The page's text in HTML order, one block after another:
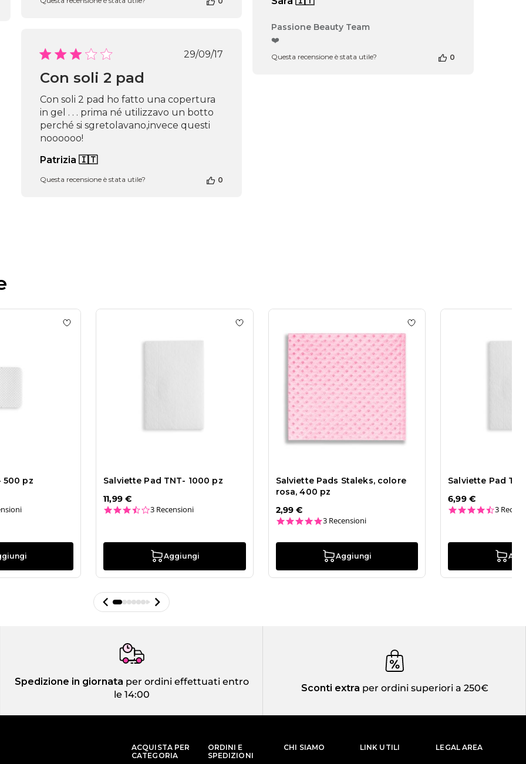
Commenti
del
Passione Beauty Team
❤️
Questa recensione è stata utile? 0
Data
29/09/17
Con soli 2 pad
Con soli 2 pad ho fatto una copertura
in gel . . . prima né utilizzavo un botto
perché si sgretolavano,invece questi
noooooo!
Patrizia 🇮🇹
Questa recensione è stata utile? 0
HQ 500 pzAdd to wishlist
500 pz
rating
Add to wishlist Salviette Pad TNT- 1000 pz
Salviette Pad TNT- 1000 pz
11,99 €
3.3 star rating
3 Recensioni
Aggiungi
Add to wishlist
Salviette Pads Staleks, colore
rosa, 400 pz
2,99 €
5.0 star rating
3 Recensioni
Aggiungi
Salviette Pad
6,99 €
4.3
3
Spedizione in giornata per ordini effettuati entro
le 14:00
Sconti extra per ordini superiori a 250€
ACQUISTA PER
CATEGORIA
ORDINI E
SPEDIZIONI
CHI SIAMO LINK UTILI LEGAL AREA